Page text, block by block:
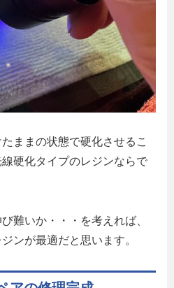
ままの状態で硬化させるこ
硬化タイプのレジンならで
難いか・・・を考えれば、
ンが最適だと思います。